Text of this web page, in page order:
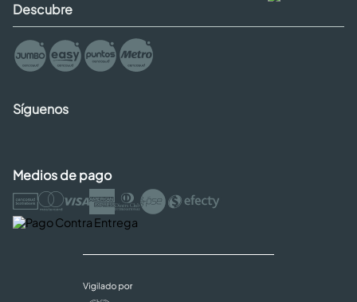
Descubre
Síguenos
Medios de pago